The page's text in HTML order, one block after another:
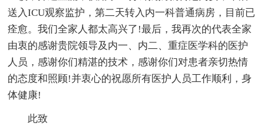
送入ICU观察监护，第二天转入内一科普通病房，目前已
痊愈。我们全家人都太高兴了!最后，我再次的代表全家
由衷的感谢贵院领导及内一、内二、重症医学科的医护
人员，感谢你们精湛的技术，感谢你们对患者亲切热情
的态度和照顾!并衷心的祝愿所有医护人员工作顺利，身
体健康!
此致